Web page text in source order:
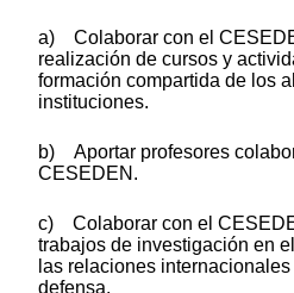
a) Colaborar con el
realización de cursos y
formación compartida de los
instituciones.
b) Aportar profesores
CESEDEN.
c) Colaborar con el
trabajos de investigación en
las relaciones
defensa.